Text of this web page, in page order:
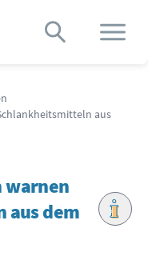
aus
warnen
aus dem